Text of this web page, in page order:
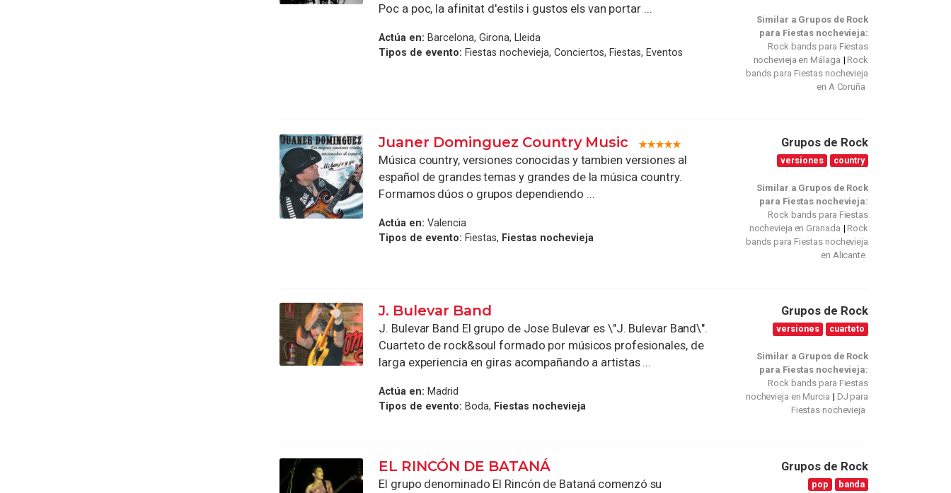
Poc a poc, la afinitat d'estils i gustos els van portar ...
Actúa en: Barcelona, Girona, Lleida
Tipos de evento: Fiestas nochevieja, Conciertos, Fiestas, Eventos
Similar a Grupos de Rock
para Fiestas nochevieja:
Rock bands para Fiestas
nochevieja en Málaga
Rock
bands para Fiestas nochevieja
en A Coruña
Juaner Dominguez Country Music
Música country, versiones conocidas y tambien versiones al
español de grandes temas y grandes de la música country.
Formamos dúos o grupos dependiendo ...
Actúa en: Valencia
Tipos de evento: Fiestas, Fiestas nochevieja
Grupos de Rock
versiones country
Similar a Grupos de Rock
para Fiestas nochevieja:
Rock bands para Fiestas
nochevieja en Granada
Rock
bands para Fiestas nochevieja
en Alicante
J. Bulevar Band
J. Bulevar Band El grupo de Jose Bulevar es \"J. Bulevar Band\".
Cuarteto de rock&soul formado por músicos profesionales, de
larga experiencia en giras acompañando a artistas ...
Actúa en: Madrid
Tipos de evento: Boda, Fiestas nochevieja
Grupos de Rock
versiones cuarteto
Similar a Grupos de Rock
para Fiestas nochevieja:
Rock bands para Fiestas
nochevieja en Murcia
DJ para
Fiestas nochevieja
EL RINCÓN DE BATANÁ
El grupo denominado El Rincón de Bataná comenzó su
Grupos de Rock
pop banda